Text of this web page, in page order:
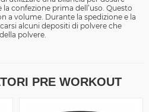
confezione prima dell’uso. Questo
a volume. Durante la spedizione e la
alcuni depositi di polvere che
polvere.
PRE WORKOUT